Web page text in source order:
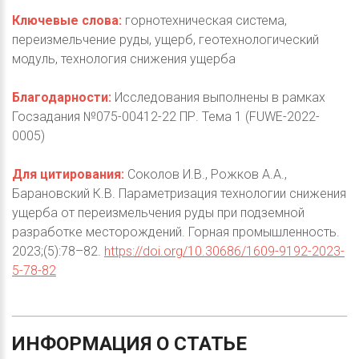
Ключевые слова: горнотехническая система,
переизмельчение руды, ущерб, геотехнологический
модуль, технология снижения ущерба
Благодарности: Исследования выполнены в рамках
Госзадания №075-00412-22 ПР. Тема 1 (FUWE-2022-
0005)
Для цитирования: Соколов И.В., Рожков А.А.,
Барановский К.В. Параметризация технологии снижения
ущерба от переизмельчения руды при подземной
разработке месторождений. Горная промышленность.
2023;(5):78–82. https://doi.org/10.30686/1609-9192-2023-
5-78-82
ИНФОРМАЦИЯ О СТАТЬЕ